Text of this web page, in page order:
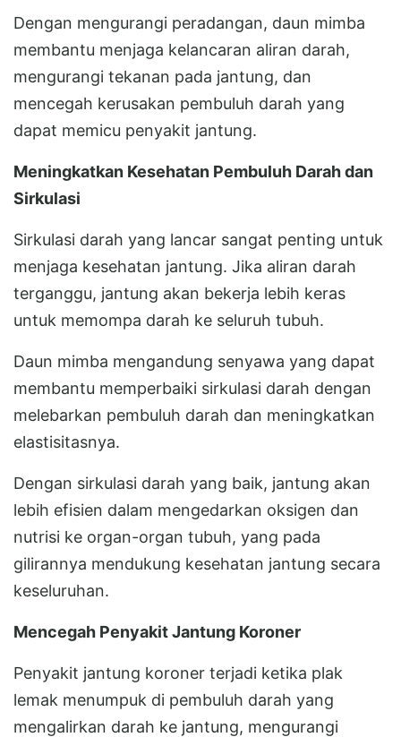
Dengan mengurangi peradangan, daun mimba
membantu menjaga kelancaran aliran darah,
mengurangi tekanan pada jantung, dan
mencegah kerusakan pembuluh darah yang
dapat memicu penyakit jantung.
Meningkatkan Kesehatan Pembuluh Darah dan
Sirkulasi
Sirkulasi darah yang lancar sangat penting untuk
menjaga kesehatan jantung. Jika aliran darah
terganggu, jantung akan bekerja lebih keras
untuk memompa darah ke seluruh tubuh.
Daun mimba mengandung senyawa yang dapat
membantu memperbaiki sirkulasi darah dengan
melebarkan pembuluh darah dan meningkatkan
elastisitasnya.
Dengan sirkulasi darah yang baik, jantung akan
lebih efisien dalam mengedarkan oksigen dan
nutrisi ke organ-organ tubuh, yang pada
gilirannya mendukung kesehatan jantung secara
keseluruhan.
Mencegah Penyakit Jantung Koroner
Penyakit jantung koroner terjadi ketika plak
lemak menumpuk di pembuluh darah yang
mengalirkan darah ke jantung, mengurangi